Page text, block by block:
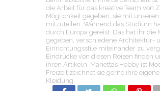
die Arbeit für das kreative Team von
Möglichkeit gegeben, sie mit unseren
mitzuteilen. Während das Studium
durch Europa gereist. Das hat ihr die
gegeben, verschiedene Architektur-
Einrichtungsstile miteinander zu
Eindrücke von diesen Reisen finden
ihren Artikeln. Mariettas Hobby ist
Freizeit zeichnet sie gerne ihre
Kleidung.